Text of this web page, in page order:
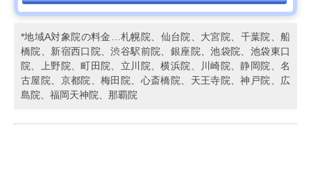
*地域A対象院の料金…札幌院、仙台院、大宮院、千葉院、船
橋院、新宿西口院、渋谷駅前院、銀座院、池袋院、池袋東口
院、上野院、町田院、立川院、横浜院、川崎院、静岡院、名
古屋院、京都院、梅田院、心斎橋院、天王寺院、神戸院、広
島院、福岡天神院、那覇院